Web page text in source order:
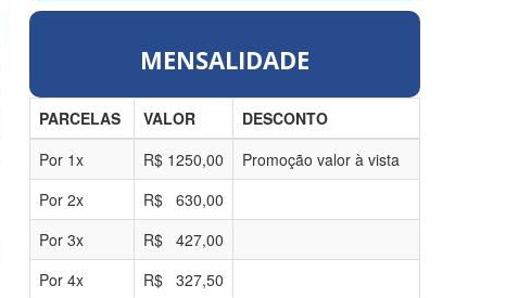
MENSALIDADE
PARCELAS VALOR
DESCONTO
Por 1x R$ 1250,00
Promoção valor à vista
Por 2x R$ 630,00
Por 3x R$ 427,00
Por 4x R$ 327,50